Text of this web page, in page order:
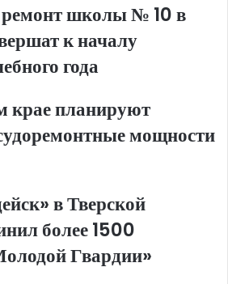
школы № 10 в
к началу
года
крае планируют
мощности
в Тверской
более 1500
Гвардии»